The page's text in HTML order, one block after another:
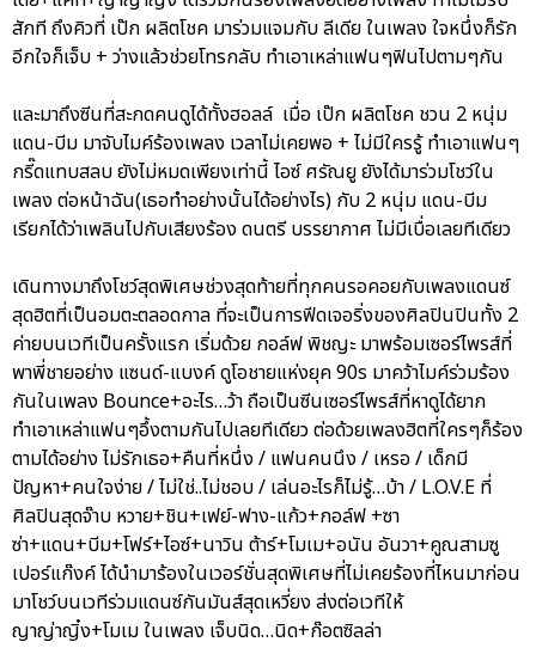
สักที ถึงคิวที่ เป๊ก ผลิตโชค มาร่วมแจมกับ ลีเดีย ในเพลง ใจหนึ่งก็รัก
อีกใจก็เจ็บ + ว่างแล้วช่วยโทรกลับ ทำเอาเหล่าแฟนๆฟินไปตามๆกัน
และมาถึงซีนที่สะกดคนดูได้ทั้งฮอลล์ เมื่อ เป๊ก ผลิตโชค ชวน 2 หนุ่ม
แดน-บีม มาจับไมค์ร้องเพลง เวลาไม่เคยพอ + ไม่มีใครรู้ ทำเอาแฟนๆ
กรี๊ดแทบสลบ ยังไม่หมดเพียงเท่านี้ ไอซ์ ศรัณยู ยังได้มาร่วมโชว์ใน
เพลง ต่อหน้าฉัน(เธอทำอย่างนั้นได้อย่างไร) กับ 2 หนุ่ม แดน-บีม
เรียกได้ว่าเพลินไปกับเสียงร้อง ดนตรี บรรยากาศ ไม่มีเบื่อเลยทีเดียว
เดินทางมาถึงโชว์สุดพิเศษช่วงสุดท้ายที่ทุกคนรอคอยกับเพลงแดนซ์
สุดฮิตที่เป็นอมตะตลอดกาล ที่จะเป็นการฟีดเจอริ่งของศิลปินปินทั้ง 2
ค่ายบนเวทีเป็นครั้งแรก เริ่มด้วย กอล์ฟ พิชญะ มาพร้อมเซอร์ไพรส์ที่
พาพี่ชายอย่าง แซนด์-แบงค์ ดูโอชายแห่งยุค 90s มาคว้าไมค์ร่วมร้อง
กันในเพลง Bounce+อะไร…ว้า ถือเป็นซีนเซอร์ไพรส์ที่หาดูได้ยาก
ทำเอาเหล่าแฟนๆอึ้งตามกันไปเลยทีเดียว ต่อด้วยเพลงฮิตที่ใครๆก็ร้อง
ตามได้อย่าง ไม่รักเธอ+คืนที่หนึ่ง / แฟนคนนึง / เหรอ / เด็กมี
ปัญหา+คนใจง่าย / ไม่ใช่..ไม่ชอบ / เล่นอะไรก็ไม่รู้…บ้า / L.O.V.E ที่
ศิลปินสุดจ๊าบ หวาย+ชิน+เฟย์-ฟาง-แก้ว+กอล์ฟ +ซา
ซ่า+แดน+บีม+โฟร์+ไอซ์+นาวิน ต้าร์+โมเม+อนัน อันวา+คูณสามซู
เปอร์แก๊งค์ ได้นำมาร้องในเวอร์ชั่นสุดพิเศษที่ไม่เคยร้องที่ไหนมาก่อน
มาโชว์บนเวทีร่วมแดนซ์กันมันส์สุดเหวี่ยง ส่งต่อเวทีให้
ญาญ่าญิ๋ง+โมเม ในเพลง เจ็บนิด…นิด+ก๊อตซิลล่า